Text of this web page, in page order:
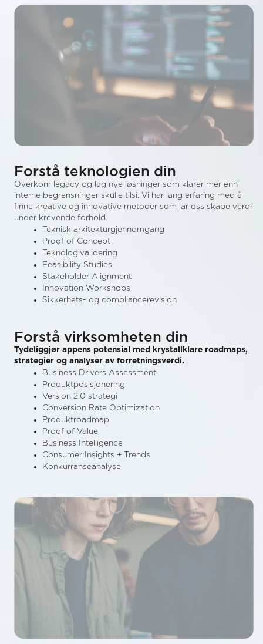
Forstå teknologien din
Overkom legacy og lag nye løsninger som klarer mer enn
interne begrensninger skulle tilsi. Vi har lang erfaring med å
finne kreative og innovative metoder som lar oss skape verdi
under krevende forhold.
Teknisk arkitekturgjennomgang
Proof of Concept
Teknologivalidering
Feasibility Studies
Stakeholder Alignment
Innovation Workshops
Sikkerhets- og compliancerevisjon
Forstå virksomheten din
Tydeliggjør appens potensial med krystallklare roadmaps,
strategier og analyser av forretningsverdi.
Business Drivers Assessment
Produktposisjonering
Versjon 2.0 strategi
Conversion Rate Optimization
Produktroadmap
Proof of Value
Business Intelligence
Consumer Insights + Trends
Konkurranseanalyse